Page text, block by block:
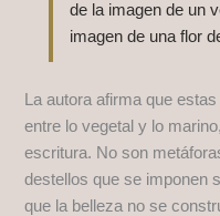
de la imagen de un
imagen de una flor
La autora afirma que
entre lo vegetal y lo
escritura. No son
destellos que se imponen
que la belleza no se